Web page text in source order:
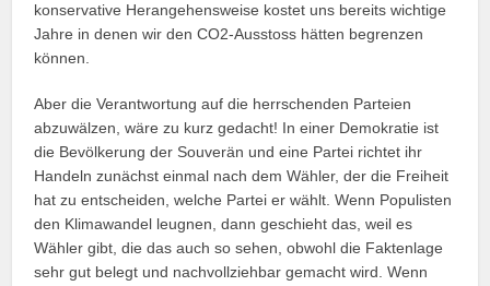
konservative Herangehensweise kostet uns bereits wichtige
Jahre in denen wir den CO2-Ausstoss hätten begrenzen
können.
Aber die Verantwortung auf die herrschenden Parteien
abzuwälzen, wäre zu kurz gedacht! In einer Demokratie ist
die Bevölkerung der Souverän und eine Partei richtet ihr
Handeln zunächst einmal nach dem Wähler, der die Freiheit
hat zu entscheiden, welche Partei er wählt. Wenn Populisten
den Klimawandel leugnen, dann geschieht das, weil es
Wähler gibt, die das auch so sehen, obwohl die Faktenlage
sehr gut belegt und nachvollziehbar gemacht wird. Wenn